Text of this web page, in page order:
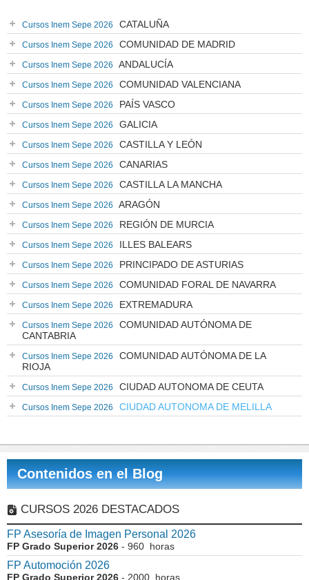
Cursos Inem Sepe 2026 CATALUÑA
Cursos Inem Sepe 2026 COMUNIDAD DE MADRID
Cursos Inem Sepe 2026 ANDALUCÍA
Cursos Inem Sepe 2026 COMUNIDAD VALENCIANA
Cursos Inem Sepe 2026 PAÍS VASCO
Cursos Inem Sepe 2026 GALICIA
Cursos Inem Sepe 2026 CASTILLA Y LEÓN
Cursos Inem Sepe 2026 CANARIAS
Cursos Inem Sepe 2026 CASTILLA LA MANCHA
Cursos Inem Sepe 2026 ARAGÓN
Cursos Inem Sepe 2026 REGIÓN DE MURCIA
Cursos Inem Sepe 2026 ILLES BALEARS
Cursos Inem Sepe 2026 PRINCIPADO DE ASTURIAS
Cursos Inem Sepe 2026 COMUNIDAD FORAL DE NAVARRA
Cursos Inem Sepe 2026 EXTREMADURA
Cursos Inem Sepe 2026
COMUNIDAD AUTÓNOMA DE
CANTABRIA
Cursos Inem Sepe 2026
COMUNIDAD AUTÓNOMA DE LA
RIOJA
Cursos Inem Sepe 2026 CIUDAD AUTONOMA DE CEUTA
Cursos Inem Sepe 2026 CIUDAD AUTONOMA DE MELILLA
Contenidos en el Blog
CURSOS 2026 DESTACADOS
FP Asesoría de Imagen Personal 2026
FP Grado Superior 2026 - 960 horas
FP Automoción 2026
FP Grado Superior 2026 - 2000 horas